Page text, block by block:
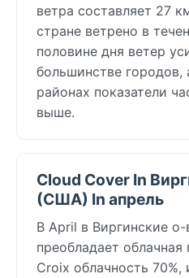
ветра составляет 27
стране ветрено в
половине дня ветер
большинстве
районах показатели
выше.
Cloud Cover In
(США) In апрель
В April в Виргинские
преобладает
Croix облачность